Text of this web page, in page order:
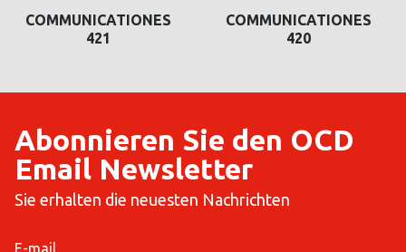
COMMUNICATIONES
421
COMMUNICATIONES
420
COMMUNICATIONES
Abonnieren Sie den OCD
Email Newsletter
Sie erhalten die neuesten Nachrichten
E-mail